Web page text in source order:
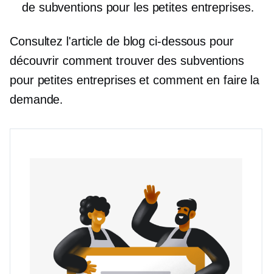
de subventions pour les petites entreprises.
Consultez l'article de blog ci-dessous pour
découvrir comment trouver des subventions
pour petites entreprises et comment en faire la
demande.